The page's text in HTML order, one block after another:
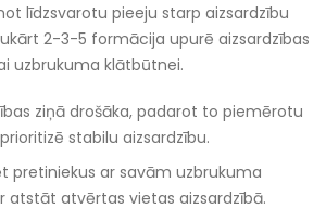
līdzsvarotu pieeju starp aizsardzību
2-3-5 formācija upurē aizsardzības
uzbrukuma klātbūtnei.
ziņā drošāka, padarot to piemērotu
stabilu aizsardzību.
pretiniekus ar savām uzbrukuma
atstāt atvērtas vietas aizsardzībā.